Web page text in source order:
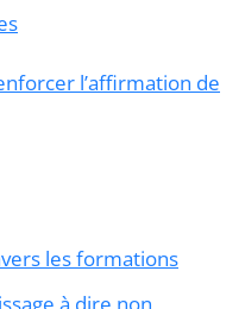
l’affirmation de
les formations